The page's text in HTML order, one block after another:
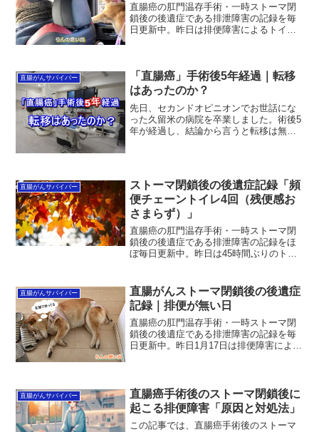
直腸癌の肛門温存手術・一時ストーマ閉
鎖後の後遺症である排泄障害の記録を毎
日更新中。昨日は排便障害によるトイレ
極めて不快、憂鬱！それ...
直腸がんサバイバー
「直腸癌」手術後5年経過｜転移
はあったのか？
先日、セカンドオピニオンでお世話にな
った久留米の病院を卒業しました。術後5
年が経過し、結論から言うと転移は無
直腸がんサバイバー
ストーマ閉鎖後の後遺症記録「頻
便チェーントイレ4回（残便感お
さまらず）」
直腸癌の肛門温存手術・一時ストーマ閉
鎖後の後遺症である排泄障害の記録をほ
ぼ毎日更新中。昨日は45時間ぶりのトイ
ザリした。丸2日まであと3時間というス
パンだが、この程度...
直腸がんサバイバー
直腸がんストーマ閉鎖後の後遺症
記録｜排便が無い日
直腸癌の肛門温存手術・一時ストーマ閉
鎖後の後遺症である排泄障害の記録を毎
日更新中。昨日1月17日は排便障害による
な便秘のしっぺ返し...
直腸がんサバイバー
直腸癌手術後のストーマ閉鎖後に
起こる排便障害「原因と対処法」
この記事では、直腸癌手術後のストーマ